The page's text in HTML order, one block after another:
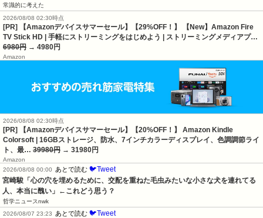
常識的に考えた
2026/08/08 02:30時点
[PR] 【Amazonデバイスサマーセール】【29%OFF！】 【New】Amazon Fire
TV Stick HD | 手軽にストリーミングをはじめよう | ストリーミングメディアプ…
6980円 → 4980円
Amazon
2026/08/08 02:30時点
[PR] 【Amazonデバイスサマーセール】【20%OFF！】 Amazon Kindle
Colorsoft | 16GBストレージ、防水、7インチカラーディスプレイ、色調調節ライ
ト、最… 39980円 → 31980円
Amazon
2026/08/08 00:00
あとで読む 🐦Tweet
宮崎駿「心の穴を埋めるために、交配を重ねた毛虫みたいな小さな犬を連れてる
人、本当に醜い」←これどう思う？
哲学ニュースnwk
2026/08/07 23:23
あとで読む 🐦Tweet